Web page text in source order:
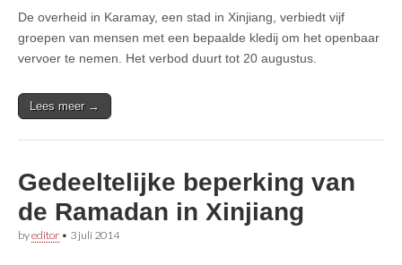
De overheid in Karamay, een stad in Xinjiang, verbiedt vijf
groepen van mensen met een bepaalde kledij om het openbaar
vervoer te nemen. Het verbod duurt tot 20 augustus.
Lees meer →
Gedeeltelijke beperking van
de Ramadan in Xinjiang
byeditor • 3 juli 2014